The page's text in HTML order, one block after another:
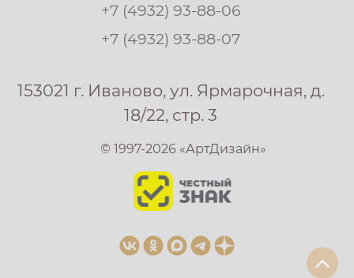
+7 (4932) 93-88-06
+7 (4932) 93-88-07
153021 г. Иваново, ул. Ярмарочная, д.
18/22, стр. 3
© 1997-2026 «АртДизайн»